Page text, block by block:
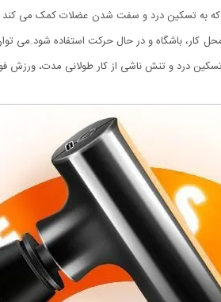
را ارائه می دهد که به تسکین درد و سفت شدن
کار، باشگاه و در حال حرکت استفاده شود.می
تسکین درد و تنش ناشی از کار طولانی مدت،